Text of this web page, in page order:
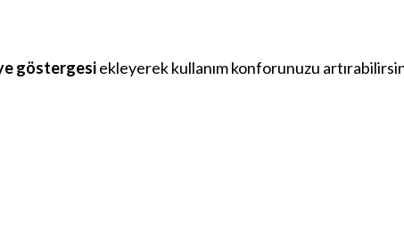
göstergesiekleyerek kullanım konforunuzu